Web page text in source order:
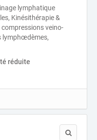
lymphatique
Kinésithérapie &
veino-
lymphœdèmes,
réduite